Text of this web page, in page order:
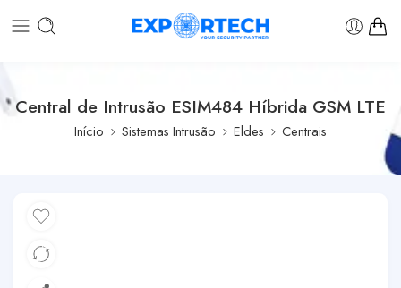
Central de Intrusão ESIM484 Híbrida GSM LTE
Início Sistemas Intrusão Eldes Centrais